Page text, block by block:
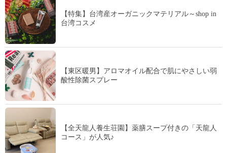
【特集】台湾産オーガニックマテリアル～shop in
台湾コスメ
【東区暖男】アロマオイル配合で肌にやさしい弱
酸性除菌スプレー
【全天龍人養生荘園】薬膳スープ付きの「天龍人
コース」が人気♪